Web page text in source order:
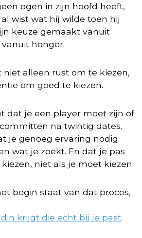
ogen in zijn hoofd heeft,
wist wat hij wilde toen hij
keuze gemaakt vanuit
honger.
niet alleen rust om te kiezen,
om goed te kiezen.
dat je een player moet zijn of
na twintig dates.
je genoeg ervaring nodig
wat je zoekt. En dat je pas
niet als je moet kiezen.
begin staat van dat proces,
krijgt die echt bij je past.